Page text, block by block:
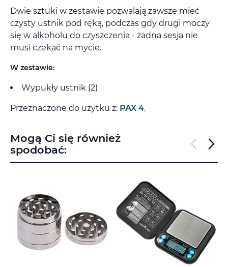
Dwie sztuki w zestawie pozwalają zawsze mieć
czysty ustnik pod ręką, podczas gdy drugi moczy
się w alkoholu do czyszczenia - żadna sesja nie
musi czekać na mycie.
W zestawie:
Wypukły ustnik (2)
Przeznaczone do użytku z: PAX 4.
Mogą Ci się również
spodobać: